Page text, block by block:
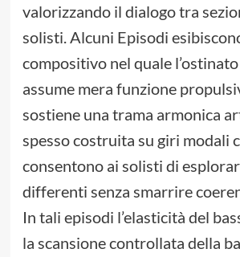
valorizzando il dialogo tra
solisti. Alcuni Episodi
compositivo nel quale
assume mera funzione
sostiene una trama armonica
spesso costruita su giri modali
consentono ai solisti di
differenti senza smarrire
In tali episodi l’elasticità del
la scansione controllata della